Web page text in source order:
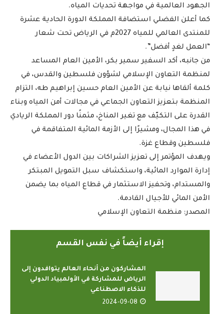
الجهود العالمية في مواجهة تحديات المياه.
كما أعلن الفضلي استضافة المملكة الدورة الحادية عشرة
للمنتدى العالمي للمياه 2027م في الرياض تحت شعار
“العمل لغدٍ أفضل”.
من جانبه، أكد السفير سمير بكر، الأمين العام المساعد
لمنظمة التعاون الإسلامي لشؤون فلسطين والقدس، في
كلمة ألقاها نيابة عن الأمين العام حسين إبراهيم طه، التزام
المنظمة بتعزيز التعاون الجماعي في مجالات أمن المياه وبناء
القدرة على التكيّف مع تغير المناخ، مثمنًا دور المملكة الريادي
في هذا المجال، ومشيرًا إلى الأزمة المائية المتفاقمة في
فلسطين وقطاع غزة.
ويهدف المؤتمر إلى تعزيز الشراكات بين الدول الأعضاء في
إدارة الموارد المائية، واستكشاف سبل التمويل المبتكر
والمستدام، وتحفيز الاستثمار في قطاع المياه بما يضمن
الأمن المائي للأجيال القادمة.
المصدر: منظمة التعاون الإسلامي
إقراء أيضاً في نفس القسم
المشاركون من أنحاء العالم يتوافدون إلى
الرياض للمشاركة في الأولمبياد الدولي
للذكاء الاصطناعي
2024-09-08